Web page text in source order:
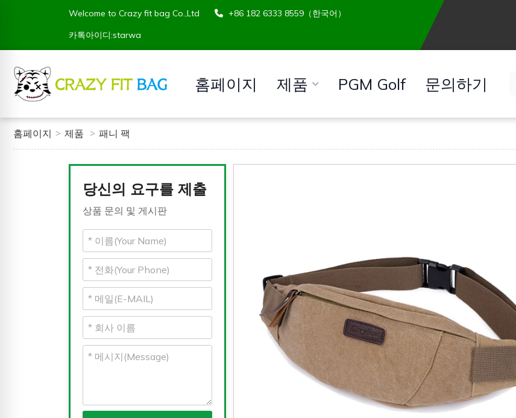
Welcome to Crazy fit bag Co.,Ltd
+86 182 6333 8559（한국어）
카톡아이디:starwa
홈페이지 제품 PGM Golf 문의하기
홈페이지 제품 패니 팩
당신의 요구를 제출
상품 문의 및 게시판